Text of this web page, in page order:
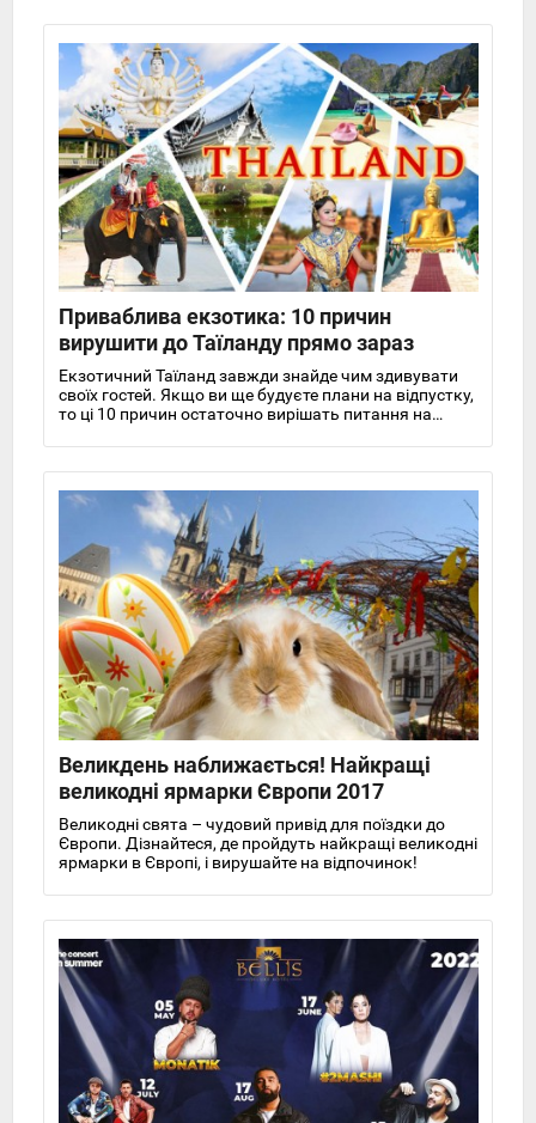
Приваблива екзотика: 10 причин
вирушити до Таїланду прямо зараз
Екзотичний Таїланд завжди знайде чим здивувати
своїх гостей. Якщо ви ще будуєте плани на відпустку,
то ці 10 причин остаточно вирішать питання на
Великдень наближається! Найкращі
великодні ярмарки Європи 2017
Великодні свята – чудовий привід для поїздки до
Європи. Дізнайтеся, де пройдуть найкращі великодні
ярмарки в Європі, і вирушайте на відпочинок!